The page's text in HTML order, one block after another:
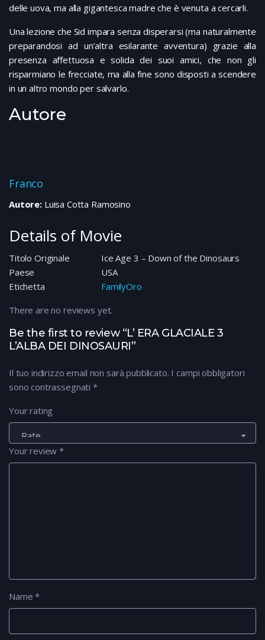
delle uova, ma alla gigantesca madre che è venuta a cercarli.
Una lezione che Sid impara senza disperarsi (ma naturalmente
preparandosi ad un’altra esilarante avventura) grazie alla
presenza affettuosa e solida dei suoi amici, che non gli
risparmiano le frecciate, ma alla fine sono disposti a scendere
in un altro mondo per salvarlo.
Autore
Franco
Autore:Luisa Cotta Ramosino
Details of Movie
Titolo Originale
Ice Age 3 – Down of the Dinosaurs
Paese
USA
Etichetta
FamilyOro
Be the first to review “L’ ERA GLACIALE 3
L’ALBA DEI DINOSAURI”
Il tuo indirizzo email non sarà pubblicato. I campi obbligatori
sono contrassegnati *
Your rating
Your review*
Name*
There are no reviews yet.